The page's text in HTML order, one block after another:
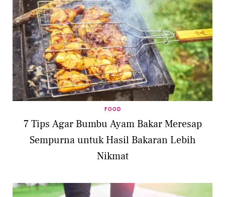
FOOD
7 Tips Agar Bumbu Ayam Bakar Meresap
Sempurna untuk Hasil Bakaran Lebih
Nikmat